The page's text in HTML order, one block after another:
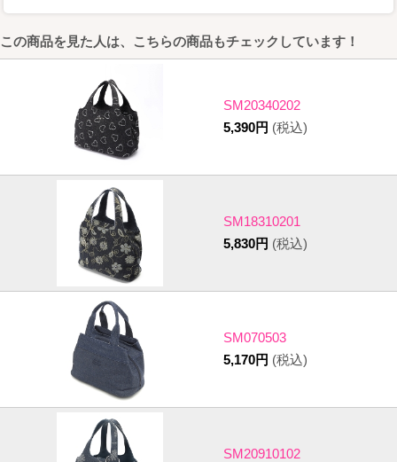
この商品を見た人は、こちらの商品もチェックしています！
SM20340202
5,390円 (税込)
SM18310201
5,830円 (税込)
SM070503
5,170円 (税込)
SM20910102